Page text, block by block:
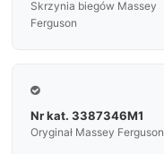
Skrzynia biegów Massey
Ferguson

Nr kat. 3387346M1
Oryginał Massey Ferguson